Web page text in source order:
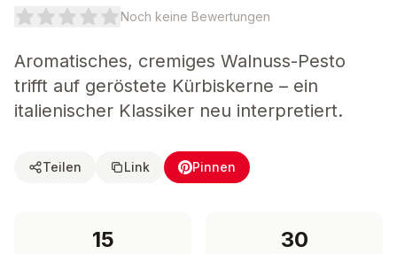
Noch keine Bewertungen
Aromatisches, cremiges Walnuss-Pesto
trifft auf geröstete Kürbiskerne – ein
italienischer Klassiker neu interpretiert.
Teilen Link Pinnen
15 30